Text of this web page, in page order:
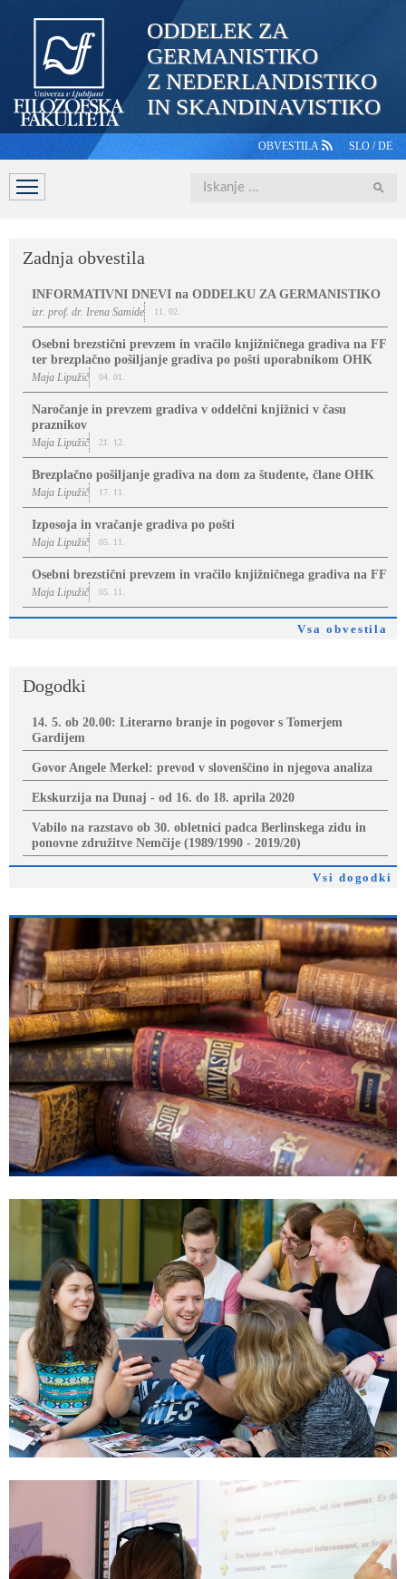
ODDELEK ZA
GERMANISTIKO
Z NEDERLANDISTIKO
IN SKANDINAVISTIKO
OBVESTILA SLO /DE
DOMOV ŠTUDIJ
Iskanje
Zadnja obvestila
INFORMATIVNI DNEVI na ODDELKU ZA GERMANISTIKO
izr. prof. dr. Irena Samide 11. 02.
Osebni brezstični prevzem in vračilo knjižničnega gradiva na FF
ter brezplačno pošiljanje gradiva po pošti uporabnikom OHK
Maja Lipužič 04. 01.
Naročanje in prevzem gradiva v oddelčni knjižnici v času
praznikov
Maja Lipužič 21. 12.
Brezplačno pošiljanje gradiva na dom za študente, člane OHK
Maja Lipužič 17. 11.
Izposoja in vračanje gradiva po pošti
Maja Lipužič 05. 11.
Osebni brezstični prevzem in vračilo knjižničnega gradiva na FF
Maja Lipužič 05. 11.
Vsa obvestila
Dogodki
14. 5. ob 20.00: Literarno branje in pogovor s Tomerjem
Gardijem
Govor Angele Merkel: prevod v slovenščino in njegova analiza
Ekskurzija na Dunaj - od 16. do 18. aprila 2020
Vabilo na razstavo ob 30. obletnici padca Berlinskega zidu in
ponovne združitve Nemčije (1989/1990 - 2019/20)
Vsi dogodki